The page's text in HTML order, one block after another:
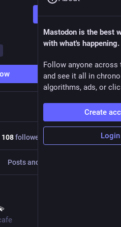
Follow
108followers
Posts and replies
Mastodon is the best
with what's happening.
Follow anyone across
and see it all in
algorithms, ads, or
Create
Login